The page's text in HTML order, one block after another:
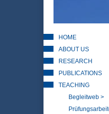
HOME
ABOUT US
RESEARCH
PUBLICATIONS
TEACHING
Begleitweb >